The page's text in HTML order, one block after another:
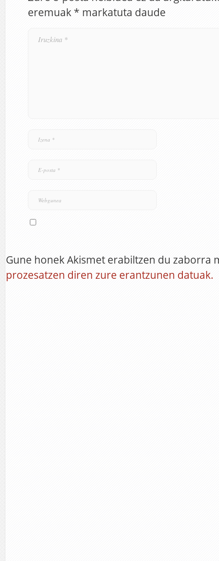
eremuak * markatuta daude
Gune honek Akismet erabiltzen du zaborra
prozesatzen diren zure erantzunen datuak.